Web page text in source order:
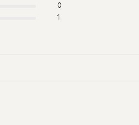
0
1